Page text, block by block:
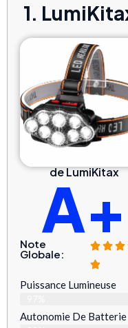
1.
de LumiKitax
A+
Note
Globale:
Puissance Lumineuse
Autonomie De Batterie